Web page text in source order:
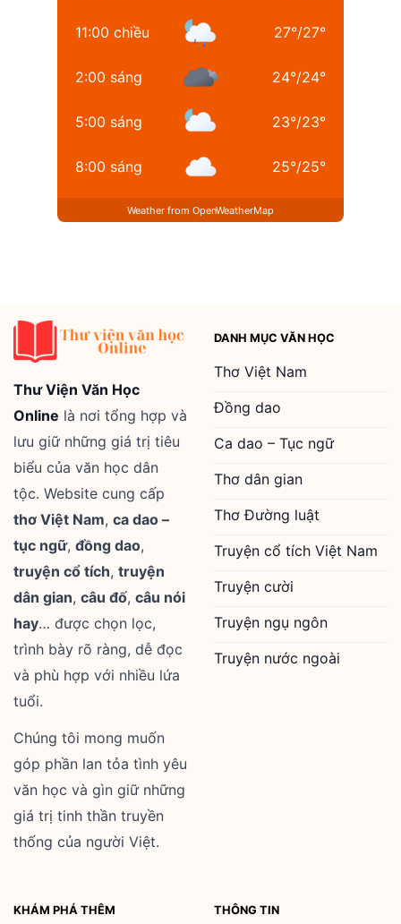
11:00 chiều 27°/27°
2:00 sáng 24°/24°
5:00 sáng 23°/23°
8:00 sáng 25°/25°
Weather from OpenWeatherMap
Thư Viện Văn Học
Online là nơi tổng hợp và
lưu giữ những giá trị tiêu
biểu của văn học dân
tộc. Website cung cấp
thơ Việt Nam, ca dao –
tục ngữ, đồng dao,
truyện cổ tích, truyện
dân gian, câu đố, câu nói
hay… được chọn lọc,
trình bày rõ ràng, dễ đọc
và phù hợp với nhiều lứa
tuổi.
Chúng tôi mong muốn
góp phần lan tỏa tình yêu
văn học và gìn giữ những
giá trị tinh thần truyền
thống của người Việt.
DANH MỤC VĂN HỌC
Thơ Việt Nam
Đồng dao
Ca dao – Tục ngữ
Thơ dân gian
Thơ Đường luật
Truyện cổ tích Việt Nam
Truyện cười
Truyện ngụ ngôn
Truyện nước ngoài
KHÁM PHÁ THÊM THÔNG TIN